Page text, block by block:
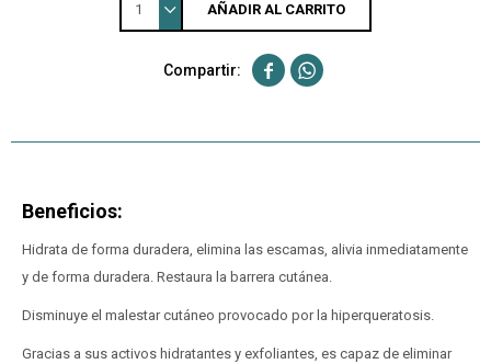
1 AÑADIR AL CARRITO
 
Beneficios:
Hidrata de forma duradera, elimina las escamas, alivia inmediatamente
y de forma duradera. Restaura la barrera cutánea.
Disminuye el malestar cutáneo provocado por la hiperqueratosis.
Gracias a sus activos hidratantes y exfoliantes, es capaz de eliminar